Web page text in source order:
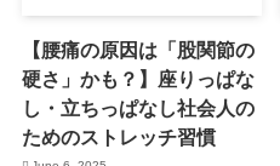
【腰痛の原因は「股関節の
硬さ」かも？】座りっぱな
し・立ちっぱなし社会人の
ためのストレッチ習慣